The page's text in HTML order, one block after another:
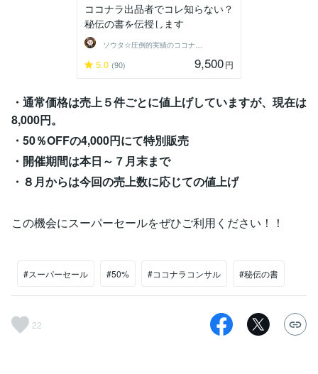
ココナラ出品者でコレ知らない？
秘伝の書を伝授します
ソウタ☆圧倒的実績のココナ ラのコンサル
5.0 (90) 9,500円
・通常価格は売上５件ごとに値上げしていますが、現在は
8,000円。
・50％OFFの4,000円にて特別販売
・開催期間は本日～７月末まで
・８月からは今回の売上数に応じての値上げ
この機会にスーパーセールをぜひご利用ください！！
#スーパーセール #50% #ココナラコンサル #秘伝の書
22